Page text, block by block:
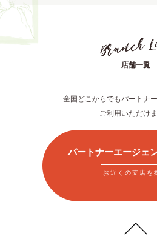
店舗一覧
全国どこからでもパートナ
ご利用いただけま
パートナーエージェ
お近くの支店を